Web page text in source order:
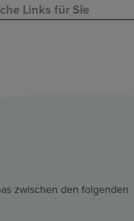
Links für Sie
zwischen den folgenden